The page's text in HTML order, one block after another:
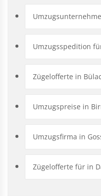
Umzugsspedition
Zügelofferte in
Umzugspreise in
Umzugsfirma in
Zügelofferte für in